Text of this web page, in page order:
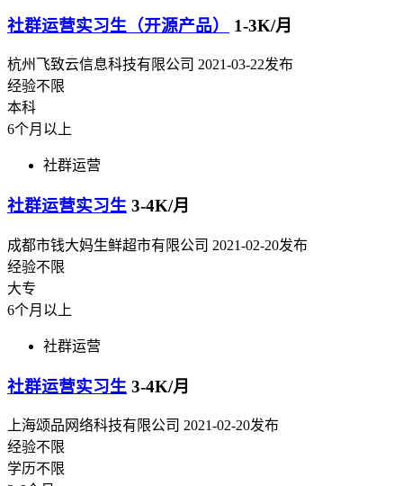
社群运营实习生（开源产品） 1-3K/月
杭州飞致云信息科技有限公司 2021-03-22发布
经验不限
本科
6个月以上
社群运营
社群运营实习生 3-4K/月
成都市钱大妈生鲜超市有限公司 2021-02-20发布
经验不限
大专
6个月以上
社群运营
社群运营实习生 3-4K/月
上海颂品网络科技有限公司 2021-02-20发布
经验不限
学历不限